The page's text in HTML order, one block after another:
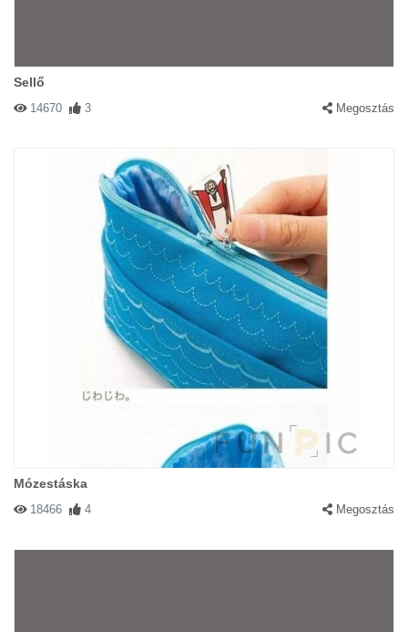
Sellő
14670 3 Megosztás
Mózestáska
18466 4 Megosztás